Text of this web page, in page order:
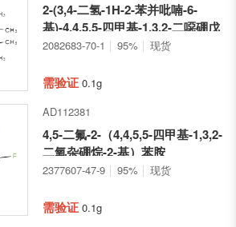
2-(3,4-二氢-1H-2-苯并吡喃-6-
基)-4,4,5,5-四甲基-1,3,2-二噁硼戊
环
2082683-70-1 95% 现货
需验证 0.1g
AD112381
4,5-二氟-2-（4,4,5,5-四甲基-1,3,2-
二氧杂硼烷-2-基）苯胺
2377607-47-9 95% 现货
需验证 0.1g